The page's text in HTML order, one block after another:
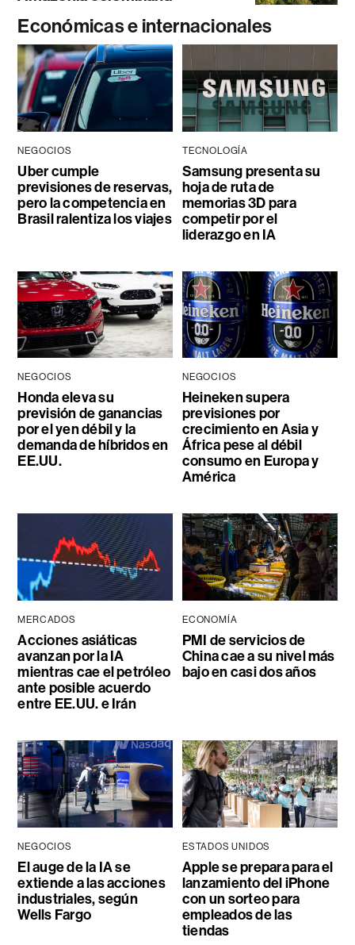
Económicas e internacionales
NEGOCIOS
Uber cumple
previsiones de reservas,
pero la competencia en
Brasil ralentiza los viajes
TECNOLOGÍA
Samsung presenta su
hoja de ruta de
memorias 3D para
competir por el
liderazgo en IA
NEGOCIOS
Honda eleva su
previsión de ganancias
por el yen débil y la
demanda de híbridos en
EE.UU.
NEGOCIOS
Heineken supera
previsiones por
crecimiento en Asia y
África pese al débil
consumo en Europa y
América
MERCADOS
Acciones asiáticas
avanzan por la IA
mientras cae el petróleo
ante posible acuerdo
entre EE.UU. e Irán
ECONOMÍA
PMI de servicios de
China cae a su nivel más
bajo en casi dos años
NEGOCIOS
El auge de la IA se
extiende a las acciones
industriales, según
Wells Fargo
ESTADOS UNIDOS
Apple se prepara para el
lanzamiento del iPhone
con un sorteo para
empleados de las
tiendas